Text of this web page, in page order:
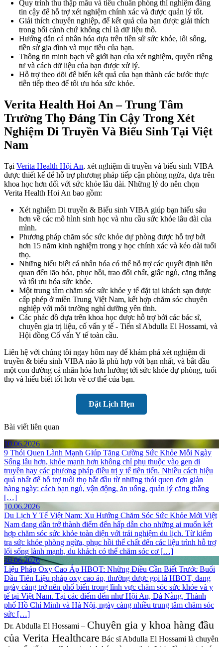
Quy trình thu thập mẫu và tiêu chuẩn phòng thí nghiệm đáng
tin cậy để hỗ trợ xét nghiệm chính xác và được quản lý tốt.
Giải thích chuyên nghiệp, để kết quả của bạn được giải thích
trong bối cảnh chứ không chỉ là dữ liệu thô.
Hướng dẫn cá nhân hóa dựa trên tiền sử sức khỏe, lối sống,
tiền sử gia đình và mục tiêu của bạn.
Thông tin minh bạch về giới hạn của xét nghiệm, quyền riêng
tư và cách dữ liệu của bạn được xử lý.
Hỗ trợ theo dõi để biến kết quả của bạn thành các bước thực
tiễn tiếp theo để tối ưu hóa sức khỏe.
Verita Health Hoi An – Trung Tâm
Trường Thọ Đáng Tin Cậy Trong Xét
Nghiệm Di Truyền Và Biểu Sinh Tại Việt
Nam
Tại Verita Health Hội An, xét nghiệm di truyền và biểu sinh VIBA
được thiết kế để hỗ trợ phương pháp tiếp cận phòng ngừa, dựa trên
khoa học hơn đối với sức khỏe lâu dài. Những lý do nên chọn
Verita Health Hoi An bao gồm:
Xét nghiệm Di truyền & Biểu sinh VIBA giúp bạn hiểu sâu
hơn về các mô hình sinh học và nhu cầu sức khỏe lâu dài của
mình.
Phương pháp chăm sóc sức khỏe dự phòng được hỗ trợ bởi
hơn 15 năm kinh nghiệm trong y học chính xác và kéo dài tuổi
thọ.
Những hiểu biết cá nhân hóa có thể hỗ trợ các quyết định liên
quan đến lão hóa, phục hồi, trao đổi chất, giấc ngủ, căng thẳng
và tối ưu hóa sức khỏe.
Một trung tâm chăm sóc sức khỏe y tế đặt tại khách sạn được
cấp phép ở miền Trung Việt Nam, kết hợp chăm sóc chuyên
nghiệp với môi trường nghỉ dưỡng yên tĩnh.
Các phác đồ dựa trên khoa học được hỗ trợ bởi các bác sĩ,
chuyên gia trị liệu, cố vấn y tế - Tiến sĩ Abdulla El Hossami, và
Hội đồng Cố vấn Y tế toàn cầu.
Liên hệ với chúng tôi ngay hôm nay để khám phá xét nghiệm di
truyền & biểu sinh VIBA nào là phù hợp với bạn nhất, và bắt đầu
một con đường cá nhân hóa hơn hướng tới sức khỏe dự phòng, tuổi
thọ và hiểu biết tốt hơn về cơ thể của bạn.
Đặt Lịch Hẹn
Bài viết liên quan
10.06.2026
9 Thói Quen Lành Mạnh Giúp Tăng Cường Sức Khỏe Mỗi Ngày
Sống lâu hơn, khỏe mạnh hơn không chỉ phụ thuộc vào gen di
truyền hay các phương pháp điều trị y tế tiên tiến. Nhiều cách hiệu
quả nhất để hỗ trợ tuổi thọ bắt đầu từ những thói quen đơn giản
hàng ngày: cách bạn ngủ, vận động, ăn uống, quản lý căng thẳng
[…]
10.06.2026
Du Lịch Y Tế Việt Nam: Xu Hướng Chăm Sóc Sức Khỏe Mới Việt
Nam đang dần trở thành điểm đến hấp dẫn cho những ai muốn kết
hợp chăm sóc sức khỏe toàn diện với trải nghiệm du lịch. Từ kiểm
tra sức khỏe phòng ngừa, phục hồi thể chất đến các liệu trình hỗ trợ
lối sống lành mạnh, du khách có thể chăm sóc cơ […]
10.06.2026
Liệu Pháp Oxy Cao Áp HBOT: Những Điều Cần Biết Trước Buổi
Đầu Tiên Liệu pháp oxy cao áp, thường được gọi là HBOT, đang
ngày càng trở nên phổ biến trong lĩnh vực chăm sóc sức khỏe và y
tế tại Việt Nam. Tại các điểm đến như Hội An, Đà Nẵng, Thành
phố Hồ Chí Minh và Hà Nội, ngày càng nhiều trung tâm chăm sóc
sức […]
Dr. Abdulla El Hossami – Chuyên gia y khoa hàng đầu
của Verita Healthcare Bác sĩ Abdulla El Hossami là chuyên